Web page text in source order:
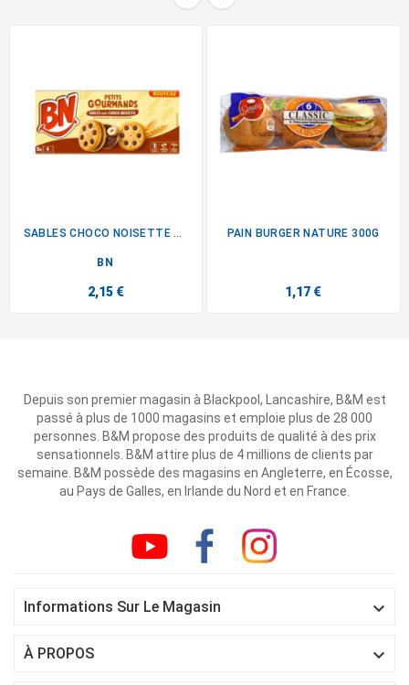
SABLES CHOCO NOISETTE 180G
BN
2,15 €
PAIN BURGER NATURE 300G
1,17 €
Depuis son premier magasin à Blackpool, Lancashire, B&M est
passé à plus de 1000 magasins et emploie plus de 28 000
personnes. B&M propose des produits de qualité à des prix
sensationnels. B&M attire plus de 4 millions de clients par
semaine. B&M possède des magasins en Angleterre, en Écosse,
au Pays de Galles, en Irlande du Nord et en France.
Informations Sur Le Magasin 
À PROPOS 